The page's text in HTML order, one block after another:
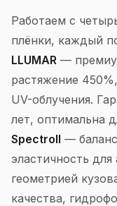
Работаем с
плёнки, каждый
LLUMAR —
растяжение
UV-облучения.
лет, оптимальна
Spectroll —
эластичность
геометрией
качества,